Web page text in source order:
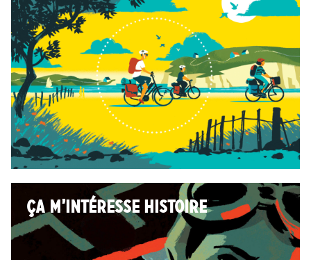
ÇA M’INTÉRESSE HISTOIRE